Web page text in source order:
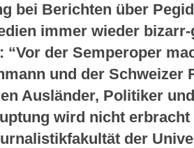
bei Berichten über
immer wieder
“Vor der Semperoper
und der Schweizer
Ausländer, Politiker
wird nicht
der